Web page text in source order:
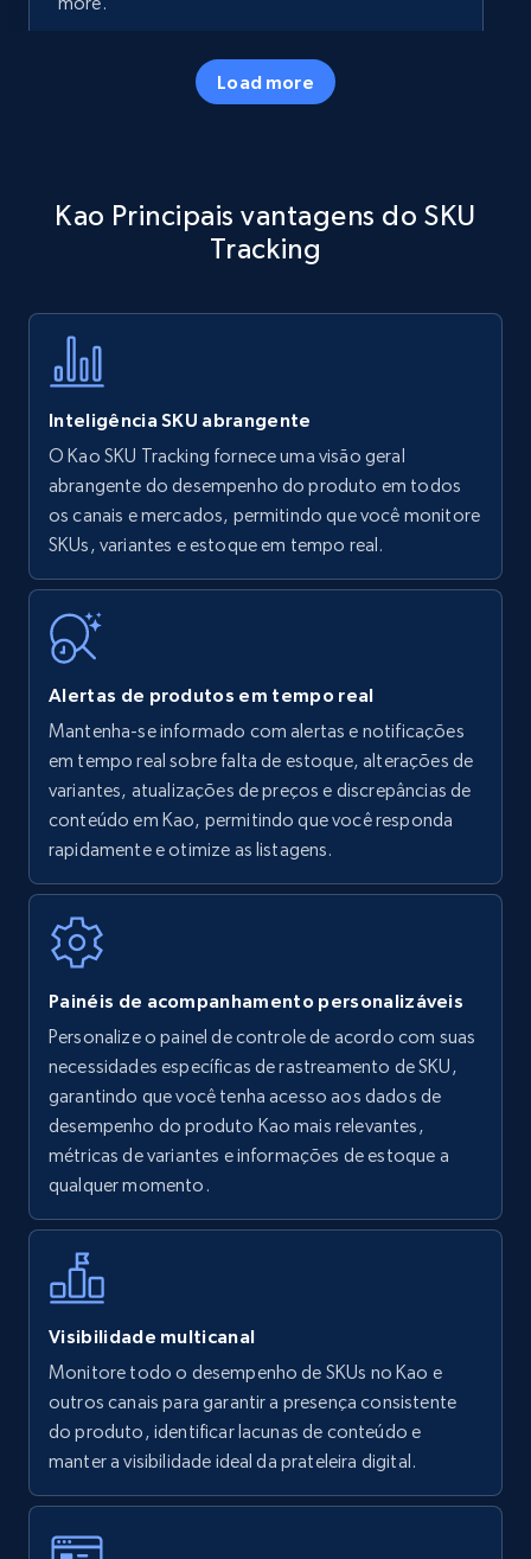
5.7K+ Comece agora
specific keywords
Title, Seller name, Brand, Description, Initial
Amazon products - find products by using
upc numbers
Title, Seller name, Brand, Description, Initial
price, Currency, Availability, Reviews count, and
35.3K+
Amazon Reviews
URL, Product name, Product rating, Product
rating object, Product rating max, Rating,
7.4K+
Walmart - products
URL, Final price, Sku, Currency, Gtin,
Specifications, Image urls, Top reviews, and
more.
using specific category URL
URL, Final price, Sku, Currency, Gtin,
Specifications, Image urls, Top reviews, and
more.
5.6K+ 875+ Comece agora
Load more
Kao Principais vantagens do SKU
Tracking
Inteligência SKU abrangente
O Kao SKU Tracking fornece uma visão geral
abrangente do desempenho do produto em todos
os canais e mercados, permitindo que você monitore
SKUs, variantes e estoque em tempo real.
Alertas de produtos em tempo real
Mantenha-se informado com alertas e notificações
em tempo real sobre falta de estoque, alterações de
variantes, atualizações de preços e discrepâncias de
conteúdo em Kao, permitindo que você responda
rapidamente e otimize as listagens.
Painéis de acompanhamento personalizáveis
Personalize o painel de controle de acordo com suas
necessidades específicas de rastreamento de SKU,
garantindo que você tenha acesso aos dados de
desempenho do produto Kao mais relevantes,
métricas de variantes e informações de estoque a
qualquer momento.
Visibilidade multicanal
Monitore todo o desempenho de SKUs no Kao e
outros canais para garantir a presença consistente
do produto, identificar lacunas de conteúdo e
manter a visibilidade ideal da prateleira digital.